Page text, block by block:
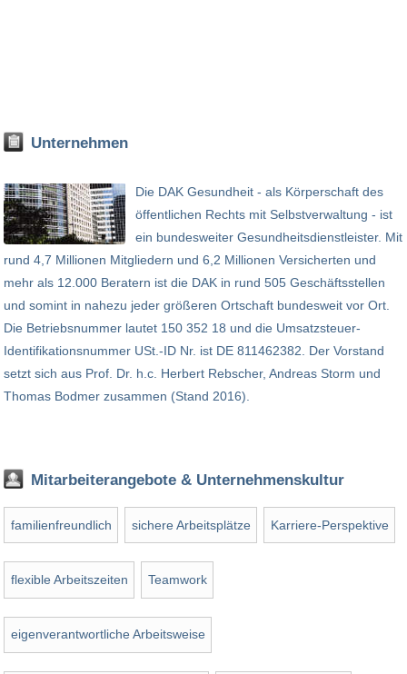
Unternehmen
Die DAK Gesundheit - als Körperschaft des
öffentlichen Rechts mit Selbstverwaltung - ist
ein bundesweiter Gesundheitsdienstleister. Mit
rund 4,7 Millionen Mitgliedern und 6,2 Millionen Versicherten und
mehr als 12.000 Beratern ist die DAK in rund 505 Geschäftsstellen
und somint in nahezu jeder größeren Ortschaft bundesweit vor Ort.
Die Betriebsnummer lautet 150 352 18 und die Umsatzsteuer-
Identifikationsnummer USt.-ID Nr. ist DE 811462382. Der Vorstand
setzt sich aus Prof. Dr. h.c. Herbert Rebscher, Andreas Storm und
Thomas Bodmer zusammen (Stand 2016).
Mitarbeiterangebote & Unternehmenskultur
familienfreundlich sichere Arbeitsplätze Karriere-Perspektive
flexible Arbeitszeiten Teamwork
eigenverantwortliche Arbeitsweise